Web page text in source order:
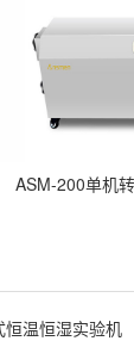
ASM-200单机
恒温恒湿实验机